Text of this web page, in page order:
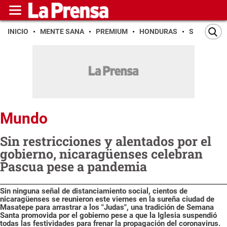
INICIO MENTE SANA PREMIUM HONDURAS SAN PEDRO
Mundo
Sin restricciones y alentados por el
gobierno, nicaragüenses celebran
Pascua pese a pandemia
Sin ninguna señal de distanciamiento social, cientos de
nicaragüenses se reunieron este viernes en la sureña ciudad de
Masatepe para arrastrar a los "Judas", una tradición de Semana
Santa promovida por el gobierno pese a que la Iglesia suspendió
todas las festividades para frenar la propagación del coronavirus.